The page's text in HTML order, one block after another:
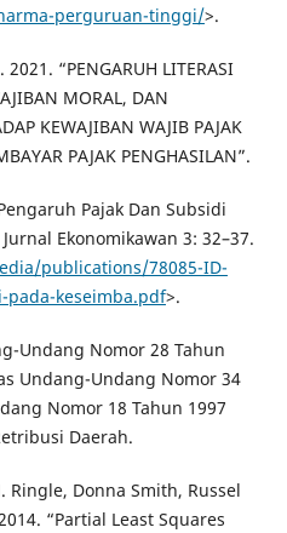
perguruan-tinggi/>.
“PENGARUH LITERASI
MORAL, DAN
KEWAJIBAN WAJIB PAJAK
PAJAK PENGHASILAN”.
Pajak Dan Subsidi
Ekonomikawan 3: 32–37.
publications/78085-ID-
keseimba.pdf>.
Undang Nomor 28 Tahun
Undang-Undang Nomor 34
Nomor 18 Tahun 1997
Daerah.
Donna Smith, Russel
“Partial Least Squares